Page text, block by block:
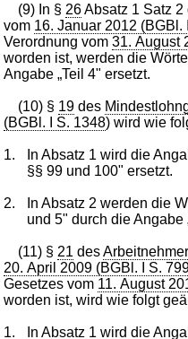
(9) In § 26Absatz 1 Satz 2
vom 16. Januar 2012 (BGBl.
Verordnung vom31. August
worden ist, werden die
Angabe „Teil 4" ersetzt.
(10) § 19 des
(BGBl. I S. 1348) wird wie
1.
In Absatz 1 wird die
§§ 99 und 100" ersetzt.
2.
In Absatz 2 werden die
und 5" durch die Angabe
(11) § 21 des
20. April 2009 (BGBl. I S.
Gesetzes vom 11. August
worden ist, wird wie folgt
1.
In Absatz 1 wird die